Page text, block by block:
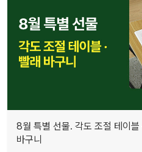
8월 특별 선물. 각도 조절 테이블
바구니